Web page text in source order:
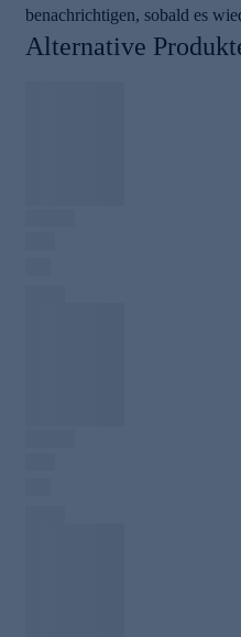
benachrichtigen, sobald es
Alternative